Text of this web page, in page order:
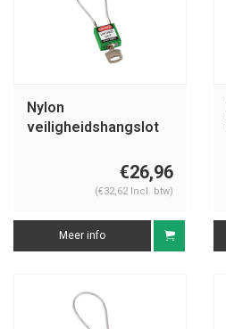
Nylon
veiligheidshangslot
€26,96
(€32,62 Incl. btw)
Meer info